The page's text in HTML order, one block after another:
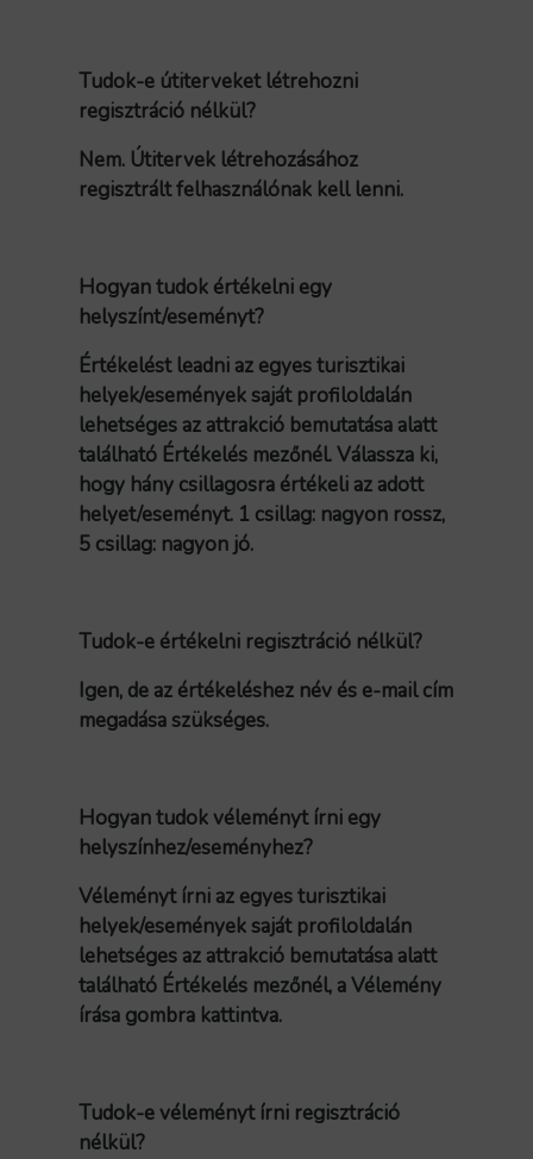
Tudok-e útiterveket létrehozni
regisztráció nélkül?
Nem. Útitervek létrehozásához
regisztrált felhasználónak kell lenni.
Hogyan tudok értékelni egy
helyszínt/eseményt?
Értékelést leadni az egyes turisztikai
helyek/események saját profiloldalán
lehetséges az attrakció bemutatása alatt
található Értékelés mezőnél. Válassza ki,
hogy hány csillagosra értékeli az adott
helyet/eseményt. 1 csillag: nagyon rossz,
5 csillag: nagyon jó.
Tudok-e értékelni regisztráció nélkül?
Igen, de az értékeléshez név és e-mail cím
megadása szükséges.
Hogyan tudok véleményt írni egy
helyszínhez/eseményhez?
Véleményt írni az egyes turisztikai
helyek/események saját profiloldalán
lehetséges az attrakció bemutatása alatt
található Értékelés mezőnél, a Vélemény
írása gombra kattintva.
Tudok-e véleményt írni regisztráció
nélkül?